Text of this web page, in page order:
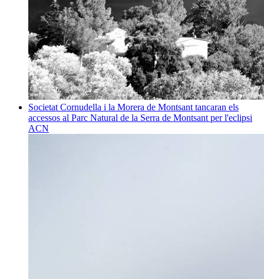
Societat Cornudella i la Morera de Montsant tancaran els
accessos al Parc Natural de la Serra de Montsant per l'eclipsi
ACN